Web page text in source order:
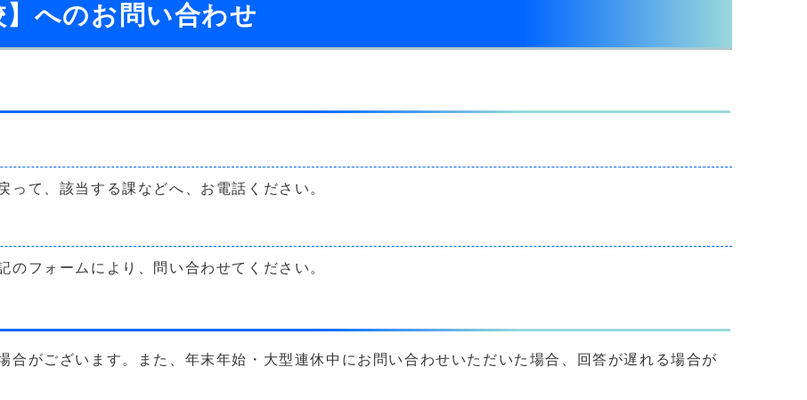
】へのお問い合わせ
て、該当する課などへ、お電話ください。
のフォームにより、問い合わせてください。
合がございます。また、年末年始・大型連休中にお問い合わせいただいた場合、回答が遅れる場合が